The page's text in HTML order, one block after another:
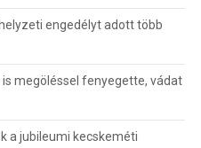
engedélyt adott több
megöléssel fenyegette, vádat
a jubileumi kecskeméti